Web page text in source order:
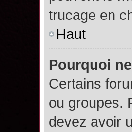
trucage en
Haut
Pourquoi
Certains
ou groupes.
devez avoir